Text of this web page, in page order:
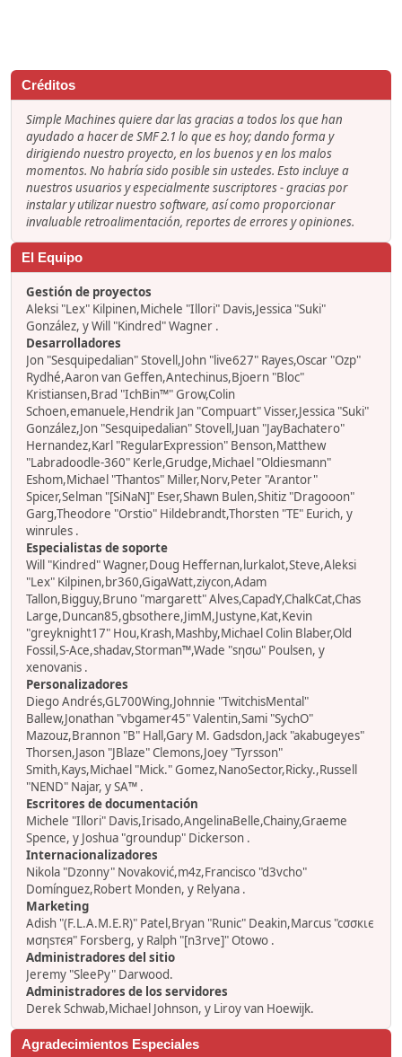
Créditos
Simple Machines quiere dar las gracias a todos los que han
ayudado a hacer de SMF 2.1 lo que es hoy; dando forma y
dirigiendo nuestro proyecto, en los buenos y en los malos
momentos. No habría sido posible sin ustedes. Esto incluye a
nuestros usuarios y especialmente suscriptores - gracias por
instalar y utilizar nuestro software, así como proporcionar
invaluable retroalimentación, reportes de errores y opiniones.
El Equipo
Gestión de proyectos
Aleksi "Lex" Kilpinen,Michele "Illori" Davis,Jessica "Suki"
González, y Will "Kindred" Wagner .
Desarrolladores
Jon "Sesquipedalian" Stovell,John "live627" Rayes,Oscar "Ozp"
Rydhé,Aaron van Geffen,Antechinus,Bjoern "Bloc"
Kristiansen,Brad "IchBin™" Grow,Colin
Schoen,emanuele,Hendrik Jan "Compuart" Visser,Jessica "Suki"
González,Jon "Sesquipedalian" Stovell,Juan "JayBachatero"
Hernandez,Karl "RegularExpression" Benson,Matthew
"Labradoodle-360" Kerle,Grudge,Michael "Oldiesmann"
Eshom,Michael "Thantos" Miller,Norv,Peter "Arantor"
Spicer,Selman "[SiNaN]" Eser,Shawn Bulen,Shitiz "Dragooon"
Garg,Theodore "Orstio" Hildebrandt,Thorsten "TE" Eurich, y
winrules .
Especialistas de soporte
Will "Kindred" Wagner,Doug Heffernan,lurkalot,Steve,Aleksi
"Lex" Kilpinen,br360,GigaWatt,ziycon,Adam
Tallon,Bigguy,Bruno "margarett" Alves,CapadY,ChalkCat,Chas
Large,Duncan85,gbsothere,JimM,Justyne,Kat,Kevin
"greyknight17" Hou,Krash,Mashby,Michael Colin Blaber,Old
Fossil,S-Ace,shadav,Storman™,Wade "sησω" Poulsen, y
xenovanis .
Personalizadores
Diego Andrés,GL700Wing,Johnnie "TwitchisMental"
Ballew,Jonathan "vbgamer45" Valentin,Sami "SychO"
Mazouz,Brannon "B" Hall,Gary M. Gadsdon,Jack "akabugeyes"
Thorsen,Jason "JBlaze" Clemons,Joey "Tyrsson"
Smith,Kays,Michael "Mick." Gomez,NanoSector,Ricky.,Russell
"NEND" Najar, y SA™ .
Escritores de documentación
Michele "Illori" Davis,Irisado,AngelinaBelle,Chainy,Graeme
Spence, y Joshua "groundup" Dickerson .
Internacionalizadores
Nikola "Dzonny" Novaković,m4z,Francisco "d3vcho"
Domínguez,Robert Monden, y Relyana .
Marketing
Adish "(F.L.A.M.E.R)" Patel,Bryan "Runic" Deakin,Marcus "cσσкιє
мσηѕтєя" Forsberg, y Ralph "[n3rve]" Otowo .
Administradores del sitio
Jeremy "SleePy" Darwood.
Administradores de los servidores
Derek Schwab,Michael Johnson, y Liroy van Hoewijk.
Agradecimientos Especiales